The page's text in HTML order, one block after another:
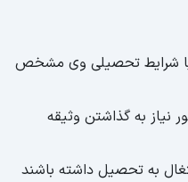
شرایط تحصیلی وی مشخص
نیاز به گذاشتن وثیقه
به تحصیل داشته باشند